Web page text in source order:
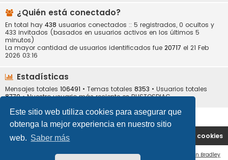
Este sitio web utiliza cookies para asegurar que
obtenga la mejor experiencia en nuestro sitio
web. Saber más
¿Quién está conectado?
En total hay 438 usuarios conectados :: 5 registrados, 0 ocultos y
433 invitados (basados en usuarios activos en los últimos 5
minutos)
La mayor cantidad de usuarios identificados fue 20717 el 21 Feb
2026 03:16
Estadísticas
Mensajes totales 106491 • Temas totales 8353 • Usuarios totales
8770• Nuestro usuario más reciente esBUSTOSDIAG
Portal Índice general Borrar cookies
Ian Bradley